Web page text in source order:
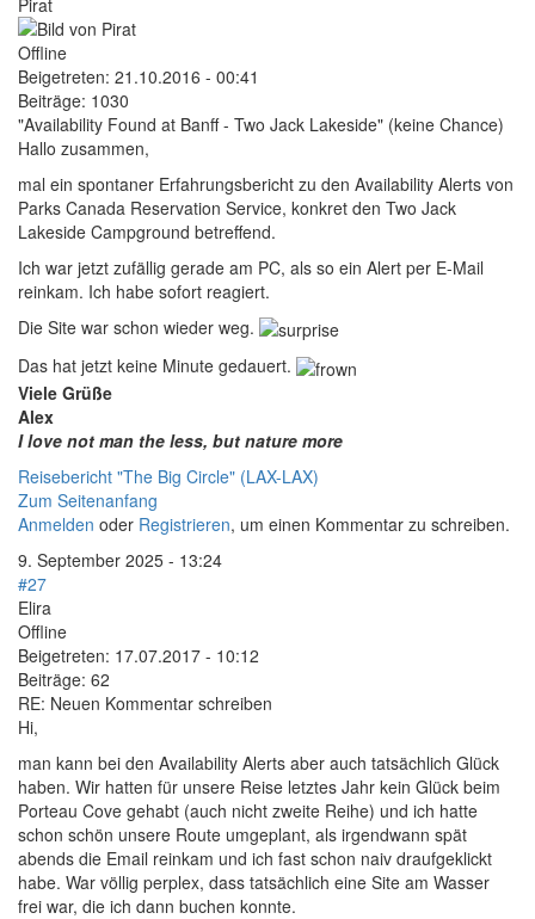
Offline
Beigetreten: 21.10.2016 - 00:41
Beiträge: 1030
"Availability Found at Banff - Two Jack Lakeside" (keine Chance)
Hallo zusammen,
mal ein spontaner Erfahrungsbericht zu den Availability Alerts von
Parks Canada Reservation Service, konkret den Two Jack
Lakeside Campground betreffend.
Ich war jetzt zufällig gerade am PC, als so ein Alert per E-Mail
reinkam. Ich habe sofort reagiert.
Die Site war schon wieder weg.
Das hat jetzt keine Minute gedauert.
Viele Grüße
Alex
I love not man the less, but nature more
Reisebericht "The Big Circle" (LAX-LAX)
Zum Seitenanfang
Anmelden oder Registrieren, um einen Kommentar zu schreiben.
9. September 2025 - 13:24
#27
Elira
Offline
Beigetreten: 17.07.2017 - 10:12
Beiträge: 62
RE: Neuen Kommentar schreiben
Hi,
man kann bei den Availability Alerts aber auch tatsächlich Glück
haben. Wir hatten für unsere Reise letztes Jahr kein Glück beim
Porteau Cove gehabt (auch nicht zweite Reihe) und ich hatte
schon schön unsere Route umgeplant, als irgendwann spät
abends die Email reinkam und ich fast schon naiv draufgeklickt
habe. War völlig perplex, dass tatsächlich eine Site am Wasser
frei war, die ich dann buchen konnte.